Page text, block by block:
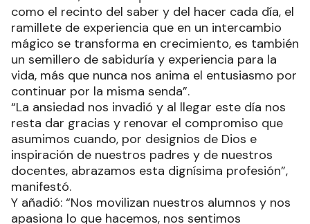
como el recinto del saber y del hacer cada día, el
ramillete de experiencia que en un intercambio
mágico se transforma en crecimiento, es también
un semillero de sabiduría y experiencia para la
vida, más que nunca nos anima el entusiasmo por
continuar por la misma senda”.
“La ansiedad nos invadió y al llegar este día nos
resta dar gracias y renovar el compromiso que
asumimos cuando, por designios de Dios e
inspiración de nuestros padres y de nuestros
docentes, abrazamos esta dignísima profesión”,
manifestó.
Y añadió: “Nos movilizan nuestros alumnos y nos
apasiona lo que hacemos, nos sentimos